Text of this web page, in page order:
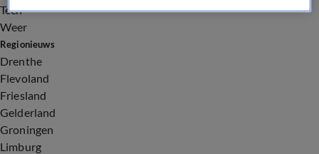
Tech
Weer
Regionieuws
Drenthe
Flevoland
Friesland
Gelderland
Groningen
Limburg